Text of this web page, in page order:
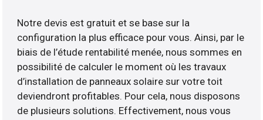
Notre devis est gratuit et se base sur la
configuration la plus efficace pour vous. Ainsi, par le
biais de l’étude rentabilité menée, nous sommes en
possibilité de calculer le moment où les travaux
d’installation de panneaux solaire sur votre toit
deviendront profitables. Pour cela, nous disposons
de plusieurs solutions. Effectivement, nous vous